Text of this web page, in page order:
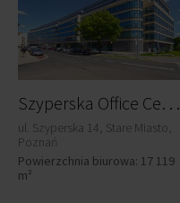
S
zyperska Office Center
ul. Szyperska 14, Stare Miasto,
Poznań
Powierzchnia biurowa: 17 119
m²